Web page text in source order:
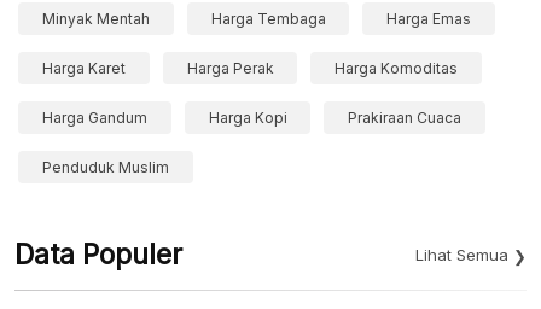
Minyak Mentah Harga Tembaga Harga Emas
Harga Karet Harga Perak Harga Komoditas
Harga Gandum Harga Kopi Prakiraan Cuaca
Penduduk Muslim
Data Populer Lihat Semua